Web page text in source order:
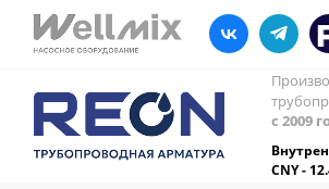
с 2009
CNY -